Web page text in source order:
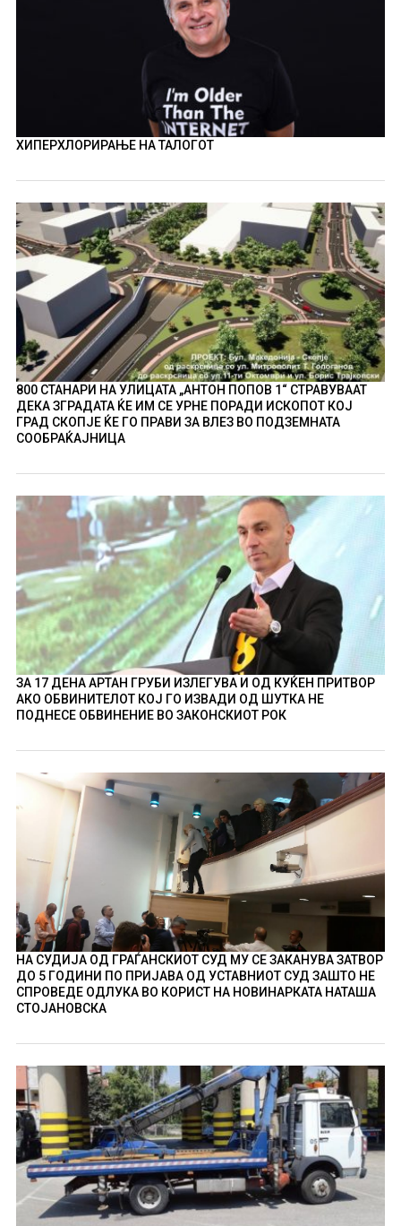
ХИПЕРХЛОРИРАЊЕ НА ТАЛОГОТ
800 СТАНАРИ НА УЛИЦАТА „АНТОН ПОПОВ 1“ СТРАВУВААТ
ДЕКА ЗГРАДАТА ЌЕ ИМ СЕ УРНЕ ПОРАДИ ИСКОПОТ КОЈ
ГРАД СКОПЈЕ ЌЕ ГО ПРАВИ ЗА ВЛЕЗ ВО ПОДЗЕМНАТА
СООБРАЌАЈНИЦА
ЗА 17 ДЕНА АРТАН ГРУБИ ИЗЛЕГУВА И ОД КУЌЕН ПРИТВОР
АКО ОБВИНИТЕЛОТ КОЈ ГО ИЗВАДИ ОД ШУТКА НЕ
ПОДНЕСЕ ОБВИНЕНИЕ ВО ЗАКОНСКИОТ РОК
НА СУДИЈА ОД ГРАЃАНСКИОТ СУД МУ СЕ ЗАКАНУВА ЗАТВОР
ДО 5 ГОДИНИ ПО ПРИЈАВА ОД УСТАВНИОТ СУД ЗАШТО НЕ
СПРОВЕДЕ ОДЛУКА ВО КОРИСТ НА НОВИНАРКАТА НАТАША
СТОЈАНОВСКА